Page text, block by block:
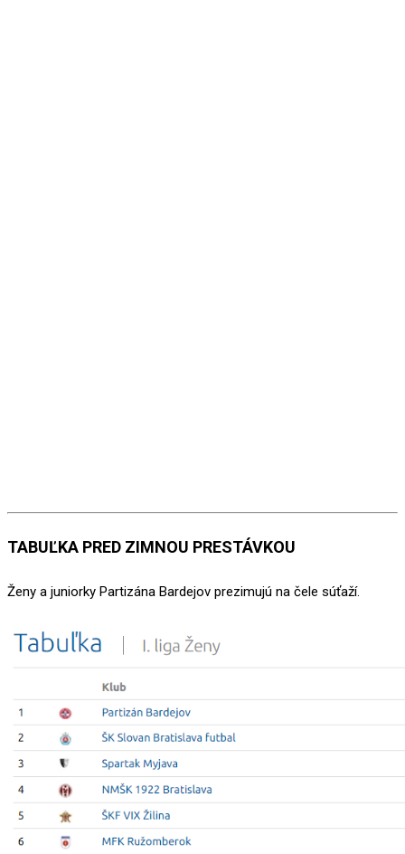
TABUĽKA PRED ZIMNOU PRESTÁVKOU
Ženy a juniorky Partizána Bardejov prezimujú na čele súťaží.